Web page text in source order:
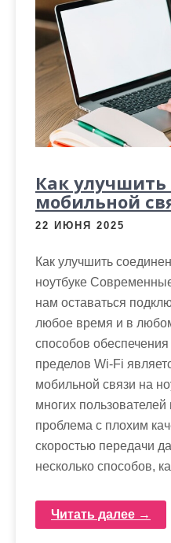
Как
мобильной
22 ИЮНЯ 2025
Как улучшить
ноутбуке
нам оставаться
любое время и в
способов обеспечения
пределов Wi-Fi
мобильной связи на
многих пользователей
проблема с плохим
скоростью передачи
несколько способов,
Читать далее →